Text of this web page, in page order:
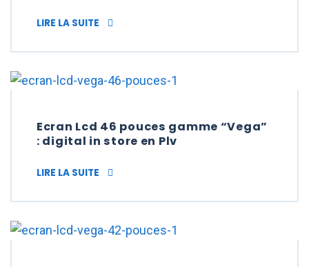
LIRE LA SUITE ECRAN LCD 52 POUCES GAMME “VEGA” :
Ecran Lcd 46 pouces gamme “Vega”
: digital in store en Plv
LIRE LA SUITE ECRAN LCD 46 POUCES GAMME “VEGA” :